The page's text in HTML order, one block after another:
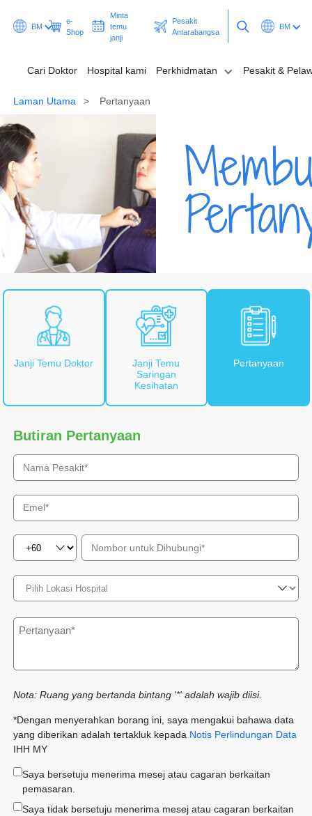
BM
e-
Shop
Minta
temu
janji
Pesakit
Antarabangsa
BM
Cari Doktor Hospital kami Perkhidmatan Pesakit &
Hospital kami
Perkhidmatan
Pesakit & Pelawat
Promosi & Rancangan
Hab & Kesihatan
Minta temu janji Pesakit Antarabangsa
Laman Utama Pertanyaan
Janji Temu Doktor
Janji Temu
Saringan
Kesihatan
Pertanyaan
Butiran Pertanyaan
Nota: Ruang yang bertanda bintang '*' adalah wajib diisi.
*Dengan menyerahkan borang ini, saya mengakui bahawa data
yang diberikan adalah tertakluk kepada Notis Perlindungan Data
IHH MY
Saya bersetuju menerima mesej atau cagaran berkaitan
pemasaran.
Saya tidak bersetuju menerima mesej atau cagaran berkaitan